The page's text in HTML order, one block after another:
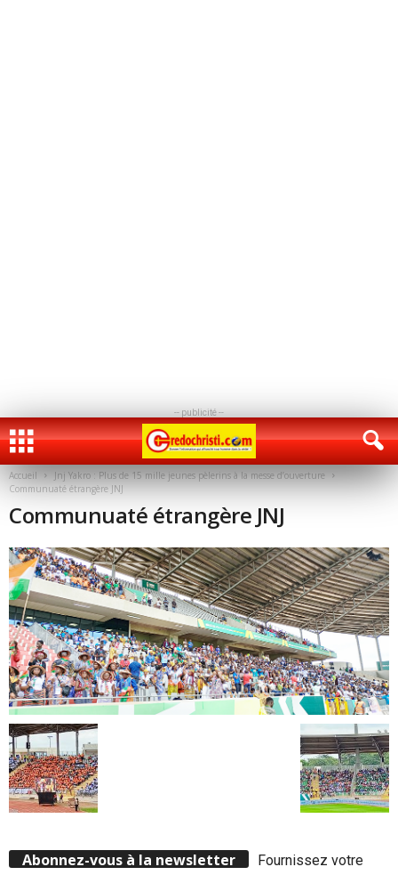
-- publicité --
Accueil
Jnj Yakro : Plus de 15 mille jeunes pèlerins à la messe d’ouverture
Communuaté étrangère JNJ
Communuaté étrangère JNJ
Abonnez-vous à la newsletter
Fournissez votre